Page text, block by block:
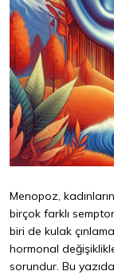
Menopoz,
birçok farklı
biri de kulak
hormonal
sorundur. Bu